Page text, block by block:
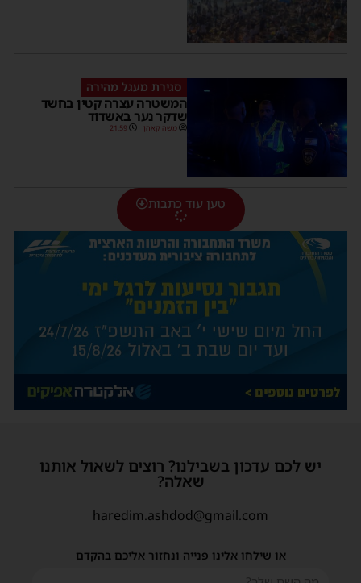
סגירת מעגל מהירה
המשטרה עצרה קטין בחשד
שדקר נער באשדוד
משה קאהן 21:59
טען עוד כתבות
יש לכם עדכון בשבילנו? רוצים לשאול אותנו
שאלה?
haredim.ashdod@gmail.com
או שילחו אלינו פנייה ונחזור אליכם בהקדם